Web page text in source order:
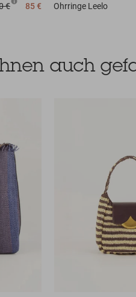
€ 85 € Ohrringe Leelo
auch